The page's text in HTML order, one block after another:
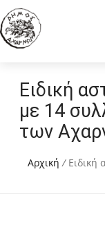
Ειδική
με 14
των
Αρχική / Ειδική